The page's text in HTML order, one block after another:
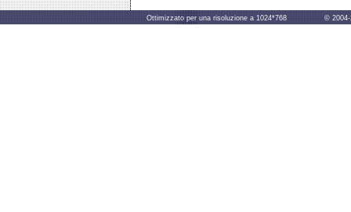
Ottimizzato per una risoluzione a 1024*768 © 2004-